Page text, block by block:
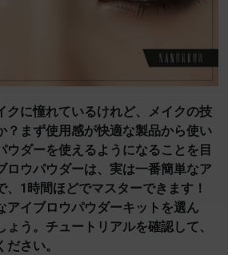
クに憧れているけれど、メイクの技
？まず使用感が快適な製品から使い
ウダーを使えるようになることを目
ロウパウダーは、実は一番簡単なア
、1時間ほどでマスターできます！
アイブロウパウダーキットを選ん
う。チュートリアルを確認して、
さい。